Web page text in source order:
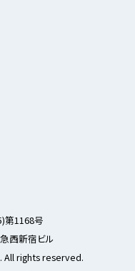
1168号
西新宿ビル
All rights reserved.